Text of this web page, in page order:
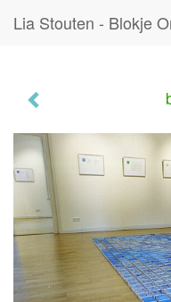
Lia Stouten - Blokje